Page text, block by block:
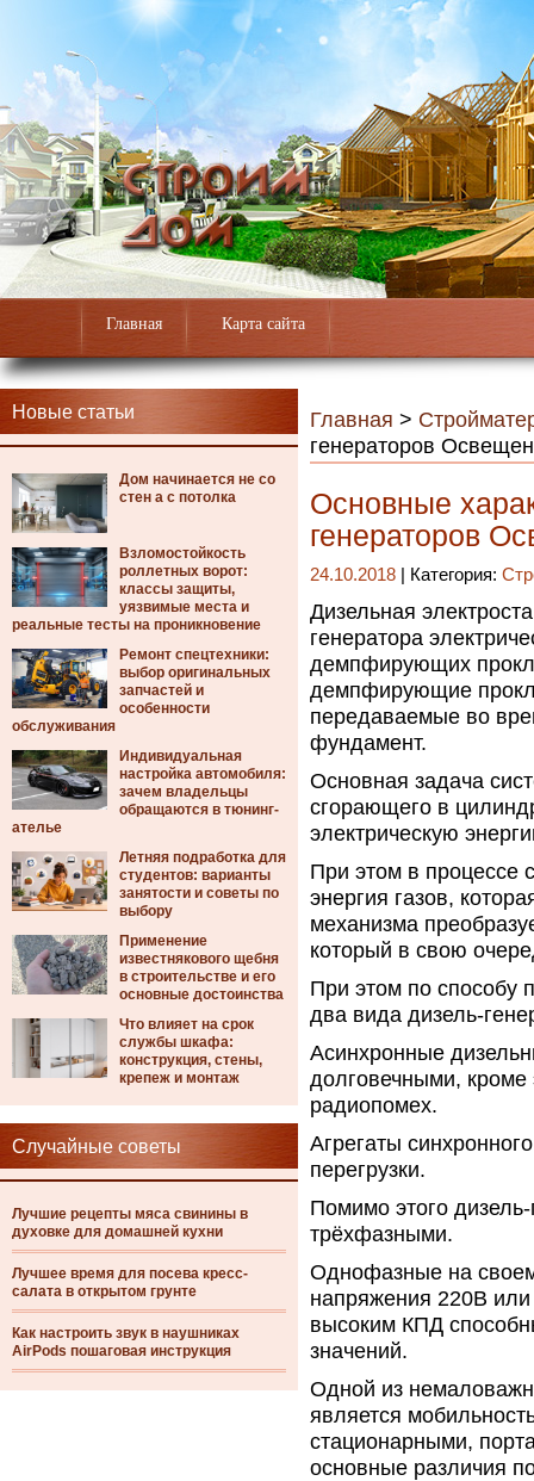
Главная Карта сайта
Новые статьи
Дом начинается не со
стен а с потолка
Взломостойкость
роллетных ворот:
классы защиты,
уязвимые места и
реальные тесты на проникновение
Ремонт спецтехники:
выбор оригинальных
запчастей и
особенности
обслуживания
Индивидуальная
настройка автомобиля:
зачем владельцы
обращаются в тюнинг-
ателье
Летняя подработка для
студентов: варианты
занятости и советы по
выбору
Применение
известнякового щебня
в строительстве и его
основные достоинства
Что влияет на срок
службы шкафа:
конструкция, стены,
крепеж и монтаж
Случайные советы
Лучшие рецепты мяса свинины в
духовке для домашней кухни
Лучшее время для посева кресс-
салата в открытом грунте
Как настроить звук в наушниках
AirPods пошаговая инструкция
Главная >
генераторов
Основные
генераторов
24.10.2018 | Категория:
Дизельная
генератора
демпфирующих
демпфирующие
передаваемые во
фундамент.
Основная задача
сгорающего в
электрическую
При этом в процессе
энергия газов,
механизма
который в свою
При этом по способу
два вида дизель-
Асинхронные
долговечными, кроме
радиопомех.
Агрегаты
перегрузки.
Помимо этого
трёхфазными.
Однофазные на
напряжения 220В
высоким КПД
значений.
Одной из
является
стационарными,
основные различия